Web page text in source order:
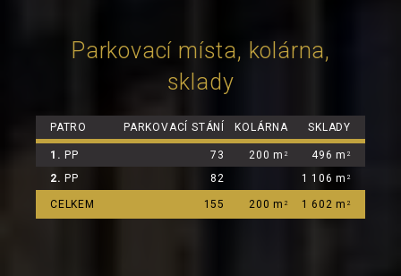
Parkovací místa, kolárna,
sklady
PATRO PARKOVACÍ STÁNÍ KOLÁRNA SKLADY
1. PP 73 200 m 2 496 m 2
2. PP 82 1 106 m 2
CELKEM 155 200 m 2 1 602 m 2